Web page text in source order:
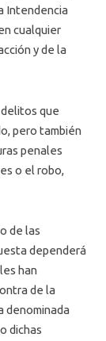
Intendencia
cualquier
y de la
que
pero también
penales
o el robo,
de las
dependerá
han
de la
denominada
dichas